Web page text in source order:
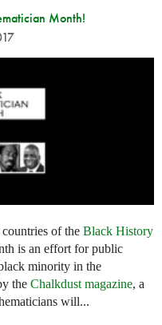
Month!
of the Black History
is an effort for public
minority in the
the Chalkdust magazine, a
will...